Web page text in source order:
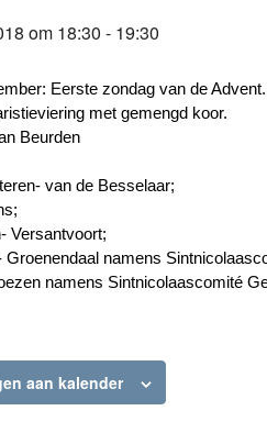
om 18:30 - 19:30
Eerste zondag van de Advent.
met gemengd koor.
Beurden
van de Besselaar;
Versantvoort;
Groenendaal namens
namens Sintnicolaascomité
aan kalender